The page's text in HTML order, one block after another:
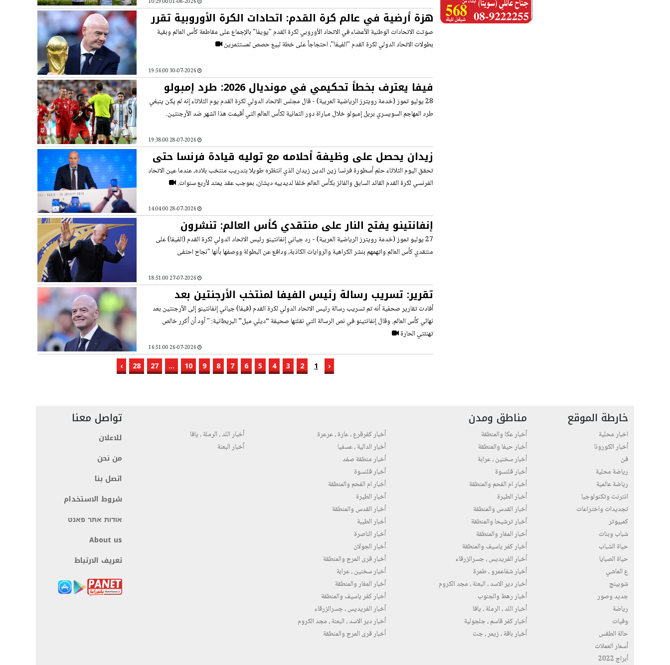
هزة أرضية في عالم كرة القدم: اتحادات الكرة الأوروبية تقرر
مقاطعة المونديال القادم
صوتت الاتحادات الوطنية الأعضاء في الاتحاد الأوروبي لكرة القدم "يويفا" بالإجماع على مقاطعة كأس العالم وبقية
بطولات الاتحاد الدولي لكرة القدم "الفيفا"، احتجاجاً على خطة لبيع حصص لمستثمرين
فيفا يعترف بخطأ تحكيمي في مونديال 2026: طرد إمبولو
أمام الأرجنتين لم يكن يجب أن يحدث
28 يوليو تموز (خدمة رويترز الرياضية العربية) - قال مجلس الاتحاد الدولي لكرة القدم يوم الثلاثاء إنه لم يكن ينبغي
طرد المهاجم السويسري بريل إمبولو خلال مباراة دور الثمانية لكأس العالم التي أقيمت هذا الشهر ضد الأرجنتين.
زيدان يحصل على وظيفة أحلامه مع توليه قيادة فرنسا حتى
كأس العالم 2030
تحقق اليوم الثلاثاء حلم أسطورة فرنسا زين الدين زيدان الذي انتظره طويلا بتدريب منتخب بلاده، عندما عين الاتحاد
الفرنسي لكرة القدم القائد السابق والفائز بكأس العالم خلفا لديدييه ديشان، بموجب عقد يمتد لأربع سنوات.
إنفانتينو يفتح النار على منتقدي كأس العالم: تنشرون
الكراهية
27 يوليو تموز (خدمة رويترز الرياضية العربية) - رد جياني إنفانتينو رئيس الاتحاد الدولي لكرة القدم (الفيفا) على
منتقدي كأس العالم واتهمهم بنشر الكراهية والروايات الكاذبة، ودافع عن البطولة ووصفها بأنها "نجاح احتفى
تقرير: تسريب رسالة رئيس الفيفا لمنتخب الأرجنتين بعد
نهائي كأس العالم
أفادت تقارير صحفية أنه تم تسريب رسالة رئيس الاتحاد الدولي لكرة القدم (فيفا) جياني إنفانتينو إلى الأرجنتين بعد
نهائي كأس العالم. وقال إنفانتينو في نص الرسالة التي نقلتها صحيفة “ديلي ميل” البريطانية: " أود أن أكرر خالص
تهنئتي الحارة
‹
1
2
3
4
5
6
7
8
9
10
...
27
28
›
خارطة الموقع
اخبار محلية
أخبار الكورونا
فن
رياضة محلية
رياضة عالمية
انترنت وتكنولوجيا
تجديدات واختراعات
كمبيوتر
شباب وبنات
حياة الشباب
حياة الصبايا
ع الماشي
شوبينج
جديد وصور
رياضة
وفيات
حالة الطقس
أسعار العملات
أبراج 2022
مناطق ومدن
أخبار عكا والمنطقة
أخبار حيفا والمنطقة
أخبار سخنين ، عرابة
أخبار قلنسوة
أخبار ام الفحم والمنطقة
أخبار الطيرة
أخبار القدس والمنطقة
أخبار ترشيحا والمنطقة
أخبار المغار والمنطقة
أخبار كفر ياسيف والمنطقة
أخبار الفريديس ، جسرالزرقاء
أخبار شفاعمرو ، طمرة
أخبار دير الاسد ، البعنة ، مجد الكروم
أخبار رهط والجنوب
أخبار اللد ، الرملة ، يافا
أخبار كفر قاسم ، جلجولية
أخبار باقة ، زيمر ، جت
أخبار كفرقرع ، عارة ، عرعرة
أخبار الدالية ، عسفيا
أخبار منطقة صفد
أخبار قلنسوة
أخبار ام الفحم والمنطقة
أخبار الطيرة
أخبار القدس والمنطقة
أخبار الطيبة
أخبار الناصرة
أخبار الجولان
أخبار قرى المرج والمنطقة
أخبار سخنين ، عرابة
أخبار المغار والمنطقة
أخبار كفر ياسيف والمنطقة
أخبار الفريديس ، جسرالزرقاء
أخبار دير الاسد ، البعنة ، مجد الكروم
أخبار قرى المرج والمنطقة
أخبار اللد ، الرملة ، يافا
أخبار البعنة
تواصل معنا
للاعلان
من نحن
اتصل بنا
شروط الاستخدام
אודות אתר פאנט
About us
تعريف الارتباط